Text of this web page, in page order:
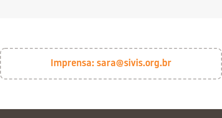
Imprensa: sara@sivis.org.br